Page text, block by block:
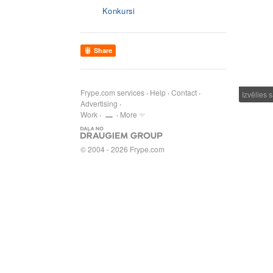
Konkursi
Share
Frype.com services Help Contact
Advertising
Work
More
© 2004 - 2026 Frype.com
Izvēlies